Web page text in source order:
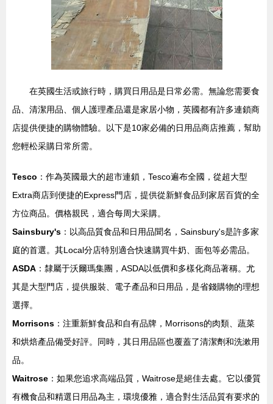
在英國生活或旅行時，購買日用品是日常必需。無論您需要食
品、清潔用品、個人護理產品還是家居小物，英國都有許多連鎖商
店提供便捷的購物體驗。以下是10家必備的日用品商店推薦，幫助
您輕松采購日常所需。
Tesco ：作為英國最大的超市連鎖，Tesco遍布全國，從超大型
Extra商店到便捷的Express門店，提供從新鮮食品到家居百貨的全
方位商品。價格親民，適合每周大采購。
Sainsbury's ：以高品質食品和日用品聞名，Sainsbury's是許多家
庭的首選。其Local分店特別適合快速購買牛奶、面包等必需品。
ASDA ：隸屬于沃爾瑪集團，ASDA以低價和多樣化商品著稱。尤
其是大型門店，提供服裝、電子產品和日用品，是省錢購物的理想
選擇。
Morrisons ：注重新鮮食品和自有品牌，Morrisons的肉類、蔬菜
和烘焙產品備受好評。同時，其日用品區也覆蓋了清潔劑和洗漱用
品。
Waitrose ：如果您追求高端品質，Waitrose是絕佳去處。它以優質
有機食品和精選日用品為主，環境優雅，適合對生活品質有要求的